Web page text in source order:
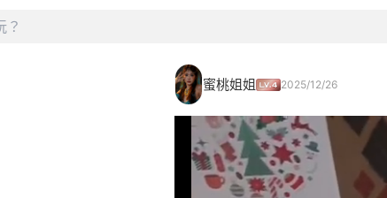
蜜桃姐姐 2025/12/26